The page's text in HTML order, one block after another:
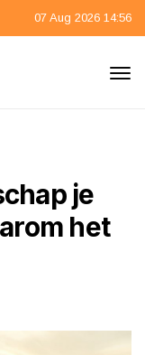
07 Aug 2026 14:56
je
het